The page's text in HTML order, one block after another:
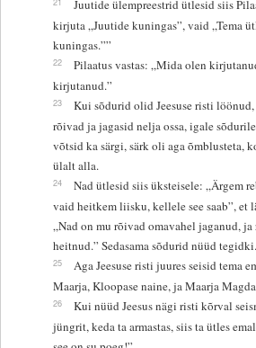
Juutide ülempreestrid ütlesid siis
kirjuta „Juutide kuningas”, vaid „Tema
kuningas.””
22
Pilaatus vastas: „Mida olen
kirjutanud.”
23
Kui sõdurid olid Jeesuse risti
rõivad ja jagasid nelja ossa, igale
võtsid ka särgi, särk oli aga õmblusteta,
ülalt alla.
24
Nad ütlesid siis üksteisele: „Ärgem
vaid heitkem liisku, kellele see saab”, et
„Nad on mu rõivad omavahel jaganud,
heitnud.” Sedasama sõdurid nüüd tegidki.
25
Aga Jeesuse risti juures seisid tema
Maarja, Kloopase naine, ja Maarja
26
Kui nüüd Jeesus nägi risti kõrval
jüngrit, keda ta armastas, siis ta ütles